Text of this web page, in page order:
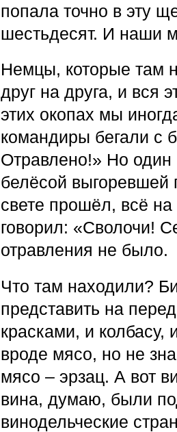
попала точно в эту
шестьдесят. И наши
Немцы, которые там
друг на друга, и вся
этих окопах мы
командиры бегали с
Отравлено!» Но
белёсой выгоревшей
свете прошёл, всё
говорил: «Сволочи!
отравления не было.
Что там находили?
представить на
красками, и
вроде мясо, но не
мясо – эрзац. А вот
вина, думаю, были
винодельческие